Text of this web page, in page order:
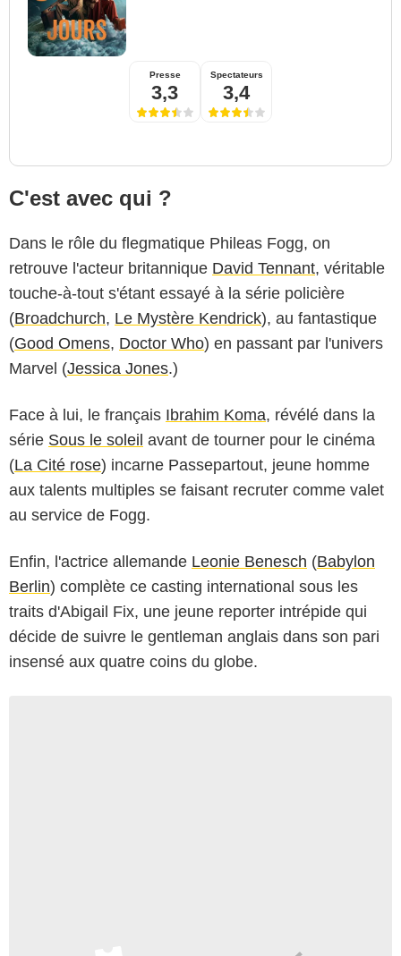
Presse
3,3
Spectateurs
3,4
C'est avec qui ?
Dans le rôle du flegmatique Phileas Fogg, on
retrouve l'acteur britannique David Tennant, véritable
touche-à-tout s'étant essayé à la série policière
(Broadchurch, Le Mystère Kendrick), au fantastique
(Good Omens, Doctor Who) en passant par l'univers
Marvel (Jessica Jones.)
Face à lui, le français Ibrahim Koma, révélé dans la
série Sous le soleil avant de tourner pour le cinéma
(La Cité rose) incarne Passepartout, jeune homme
aux talents multiples se faisant recruter comme valet
au service de Fogg.
Enfin, l'actrice allemande Leonie Benesch (Babylon
Berlin) complète ce casting international sous les
traits d'Abigail Fix, une jeune reporter intrépide qui
décide de suivre le gentleman anglais dans son pari
insensé aux quatre coins du globe.